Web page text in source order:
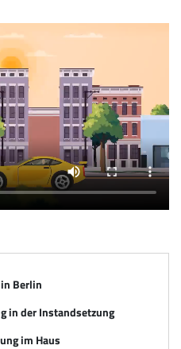
Berlin
in der Instandsetzung
im Haus